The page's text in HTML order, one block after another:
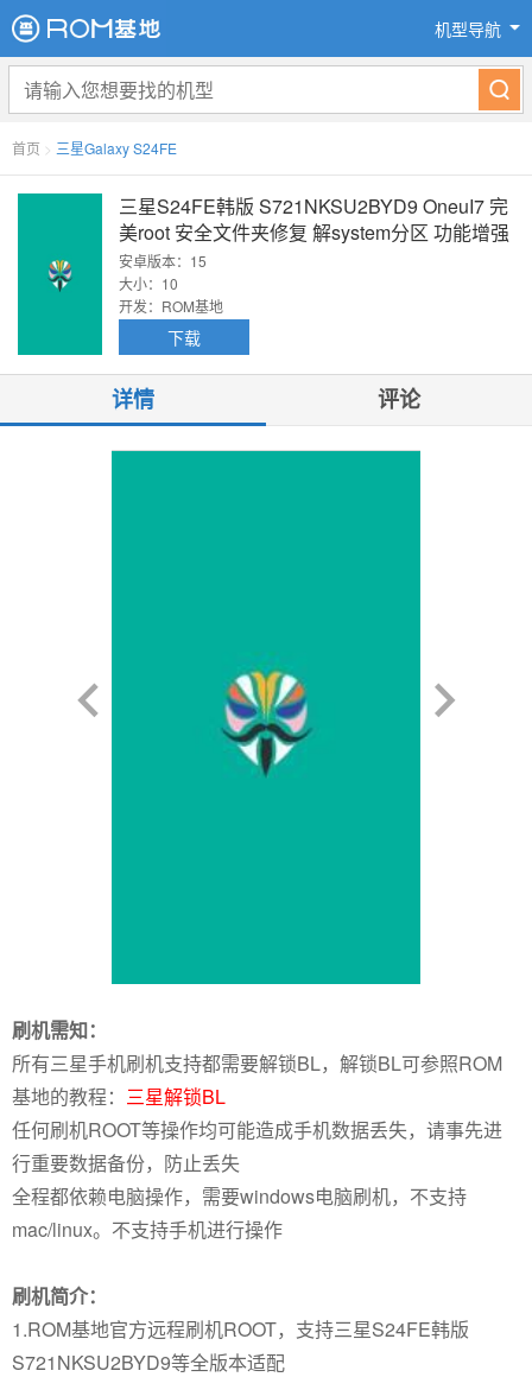
机型导航
首页 > 三星Galaxy S24FE
三星S24FE韩版 S721NKSU2BYD9 OneuI7 完
美root 安全文件夹修复 解system分区 功能增强
安卓版本：15
大小：10
开发：ROM基地
下载
详情 评论
刷机需知：
所有三星手机刷机支持都需要解锁BL，解锁BL可参照ROM
基地的教程： 三星解锁BL
任何刷机ROOT等操作均可能造成手机数据丢失，请事先进
行重要数据备份，防止丢失
全程都依赖电脑操作，需要windows电脑刷机，不支持
mac/linux。不支持手机进行操作
刷机简介：
1.ROM基地官方远程刷机ROOT，支持三星S24FE韩版
S721NKSU2BYD9等全版本适配